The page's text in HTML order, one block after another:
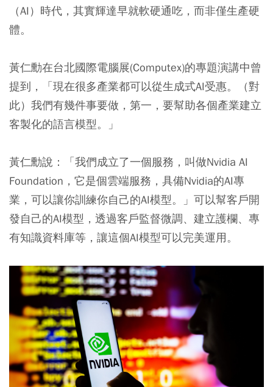
（AI）時代，其實輝達早就軟硬通吃，而非僅生產硬
體。
黃仁勳在台北國際電腦展(Computex)的專題演講中曾
提到，「現在很多產業都可以從生成式AI受惠。（對
此）我們有幾件事要做，第一，要幫助各個產業建立
客製化的語言模型。」
黃仁勳說：「我們成立了一個服務，叫做Nvidia AI
Foundation，它是個雲端服務，具備Nvidia的AI專
業，可以讓你訓練你自己的AI模型。」可以幫客戶開
發自己的AI模型，透過客戶監督微調、建立護欄、專
有知識資料庫等，讓這個AI模型可以完美運用。